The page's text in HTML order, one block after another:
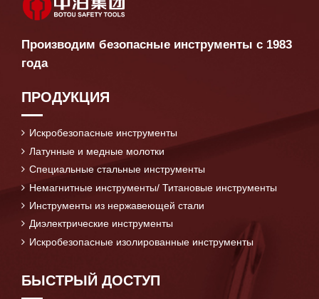
Производим безопасные инструменты с 1983
года
ПРОДУКЦИЯ
Искробезопасные инструменты
Латунные и медные молотки
Специальные стальные инструменты
Немагнитные инструменты/ Титановые инструменты
Инструменты из нержавеющей стали
Диэлектрические инструменты
Искробезопасные изолированные инструменты
БЫСТРЫЙ ДОСТУП